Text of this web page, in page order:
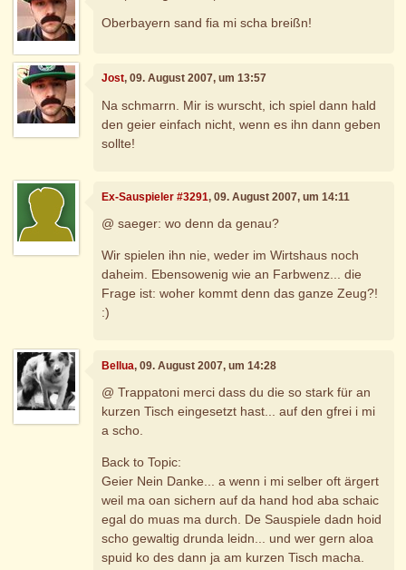
Oberbayern sand fia mi scha breißn!
Jost, 09. August 2007, um 13:57
Na schmarrn. Mir is wurscht, ich spiel dann hald
den geier einfach nicht, wenn es ihn dann geben
sollte!
Ex-Sauspieler #3291, 09. August 2007, um 14:11
@ saeger: wo denn da genau?
Wir spielen ihn nie, weder im Wirtshaus noch
daheim. Ebensowenig wie an Farbwenz... die
Frage ist: woher kommt denn das ganze Zeug?!
:)
Bellua, 09. August 2007, um 14:28
@ Trappatoni merci dass du die so stark für an
kurzen Tisch eingesetzt hast... auf den gfrei i mi
a scho.
Back to Topic:
Geier Nein Danke... a wenn i mi selber oft ärgert
weil ma oan sichern auf da hand hod aba schaic
egal do muas ma durch. De Sauspiele dadn hoid
scho gewaltig drunda leidn... und wer gern aloa
spuid ko des dann ja am kurzen Tisch macha.